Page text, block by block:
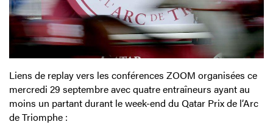
Liens de replay vers les conférences ZOOM organisées ce
mercredi 29 septembre avec quatre entraîneurs ayant au
moins un partant durant le week-end du Qatar Prix de l’Arc
de Triomphe :